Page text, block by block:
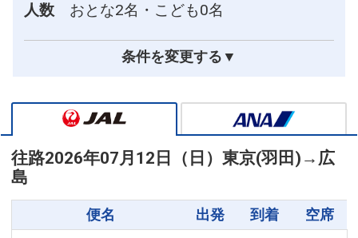
人数
おとな2名・こども0名
条件を変更する▼
往路2026年07月12日（日） 東京(羽田) → 広
島
便名 出発 到着 空席